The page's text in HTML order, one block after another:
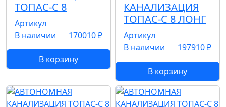
ТОПАС-С 8
Артикул
В наличии
170010 ₽
В корзину
КАНАЛИЗАЦИЯ
ТОПАС-С 8 ЛОНГ
Артикул
В наличии
197910 ₽
В корзину